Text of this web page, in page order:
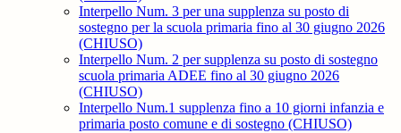
Interpello Num. 3 per una supplenza su posto di
sostegno per la scuola primaria fino al 30 giugno 2026
(CHIUSO)
Interpello Num. 2 per supplenza su posto di sostegno
scuola primaria ADEE fino al 30 giugno 2026
(CHIUSO)
Interpello Num.1 supplenza fino a 10 giorni infanzia e
primaria posto comune e di sostegno (CHIUSO)